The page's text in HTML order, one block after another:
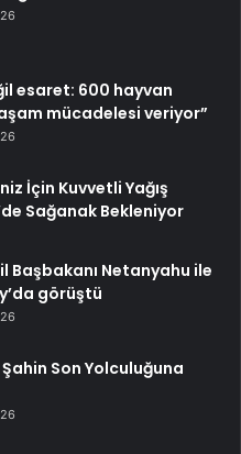
esaret: 600 hayvan
mücadelesi veriyor”
İçin Kuvvetli Yağış
Sağanak Bekleniyor
Başbakanı Netanyahu ile
görüştü
Son Yolculuğuna